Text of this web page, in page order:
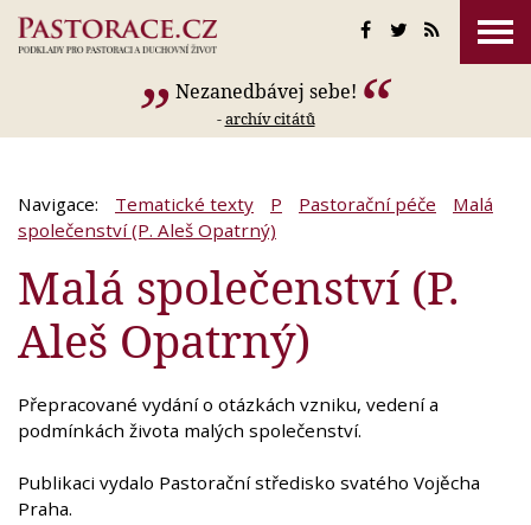
Nezanedbávej sebe!
-archív citátů
Navigace: Tematické texty P Pastorační péče
Malá
společenství (P. Aleš Opatrný)
Malá společenství (P.
Aleš Opatrný)
Přepracované vydání o otázkách vzniku, vedení a
podmínkách života malých společenství.
Publikaci vydalo Pastorační středisko svatého Vojěcha
Praha.